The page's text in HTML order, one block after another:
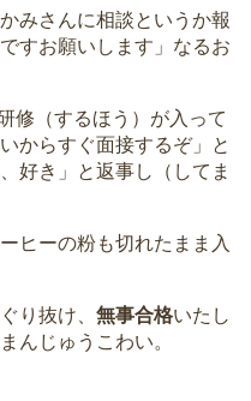
みさんに相談というか報
すお願いします」なるお
修（するほう）が入って
からすぐ面接するぞ」と
好き」と返事し（してま
ヒーの粉も切れたまま入
り抜け、 無事合格いたし
んじゅうこわい。